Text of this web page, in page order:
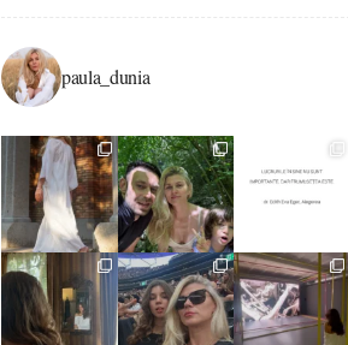
paula_dunia